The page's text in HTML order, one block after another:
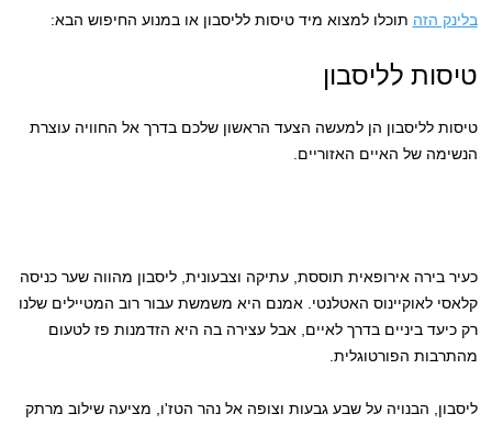
בלינק הזה תוכלו למצוא מיד טיסות לליסבון או במנוע החיפוש הבא:
טיסות לליסבון
טיסות לליסבון הן למעשה הצעד הראשון שלכם בדרך אל החוויה עוצרת
הנשימה של האיים האזוריים.
כעיר בירה אירופאית תוססת, עתיקה וצבעונית, ליסבון מהווה שער כניסה
קלאסי לאוקיינוס האטלנטי. אמנם היא משמשת עבור רוב המטיילים שלנו
רק כיעד ביניים בדרך לאיים, אבל עצירה בה היא הזדמנות פז לטעום
מהתרבות הפורטוגלית.
ליסבון, הבנויה על שבע גבעות וצופה אל נהר הטז'ו, מציעה שילוב מרתק